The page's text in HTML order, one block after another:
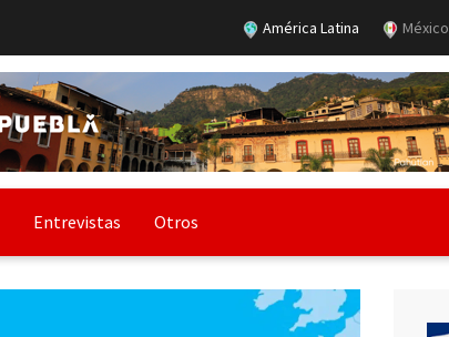
América Latina México
Entrevistas Otros